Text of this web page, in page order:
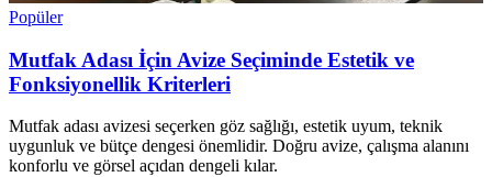
Popüler
Mutfak Adası İçin Avize Seçiminde Estetik ve
Fonksiyonellik Kriterleri
Mutfak adası avizesi seçerken göz sağlığı, estetik uyum, teknik
uygunluk ve bütçe dengesi önemlidir. Doğru avize, çalışma alanını
konforlu ve görsel açıdan dengeli kılar.